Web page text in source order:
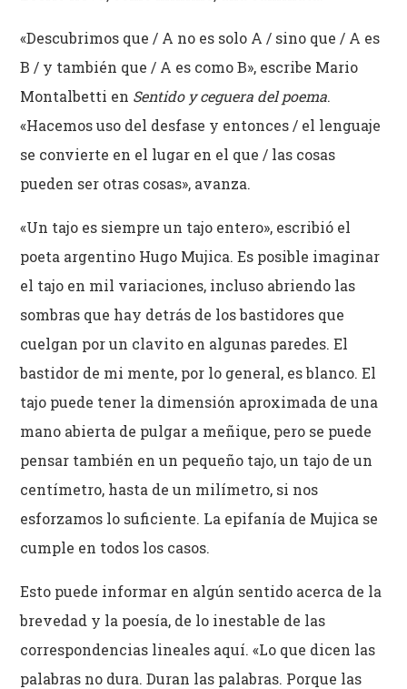
«Descubrimos que / A no es solo A / sino que / A es
B / y también que / A es como B», escribe Mario
Montalbetti en Sentido y ceguera del poema.
«Hacemos uso del desfase y entonces / el lenguaje
se convierte en el lugar en el que / las cosas
pueden ser otras cosas», avanza.
«Un tajo es siempre un tajo entero», escribió el
poeta argentino Hugo Mujica. Es posible imaginar
el tajo en mil variaciones, incluso abriendo las
sombras que hay detrás de los bastidores que
cuelgan por un clavito en algunas paredes. El
bastidor de mi mente, por lo general, es blanco. El
tajo puede tener la dimensión aproximada de una
mano abierta de pulgar a meñique, pero se puede
pensar también en un pequeño tajo, un tajo de un
centímetro, hasta de un milímetro, si nos
esforzamos lo suficiente. La epifanía de Mujica se
cumple en todos los casos.
Esto puede informar en algún sentido acerca de la
brevedad y la poesía, de lo inestable de las
correspondencias lineales aquí. «Lo que dicen las
palabras no dura. Duran las palabras. Porque las